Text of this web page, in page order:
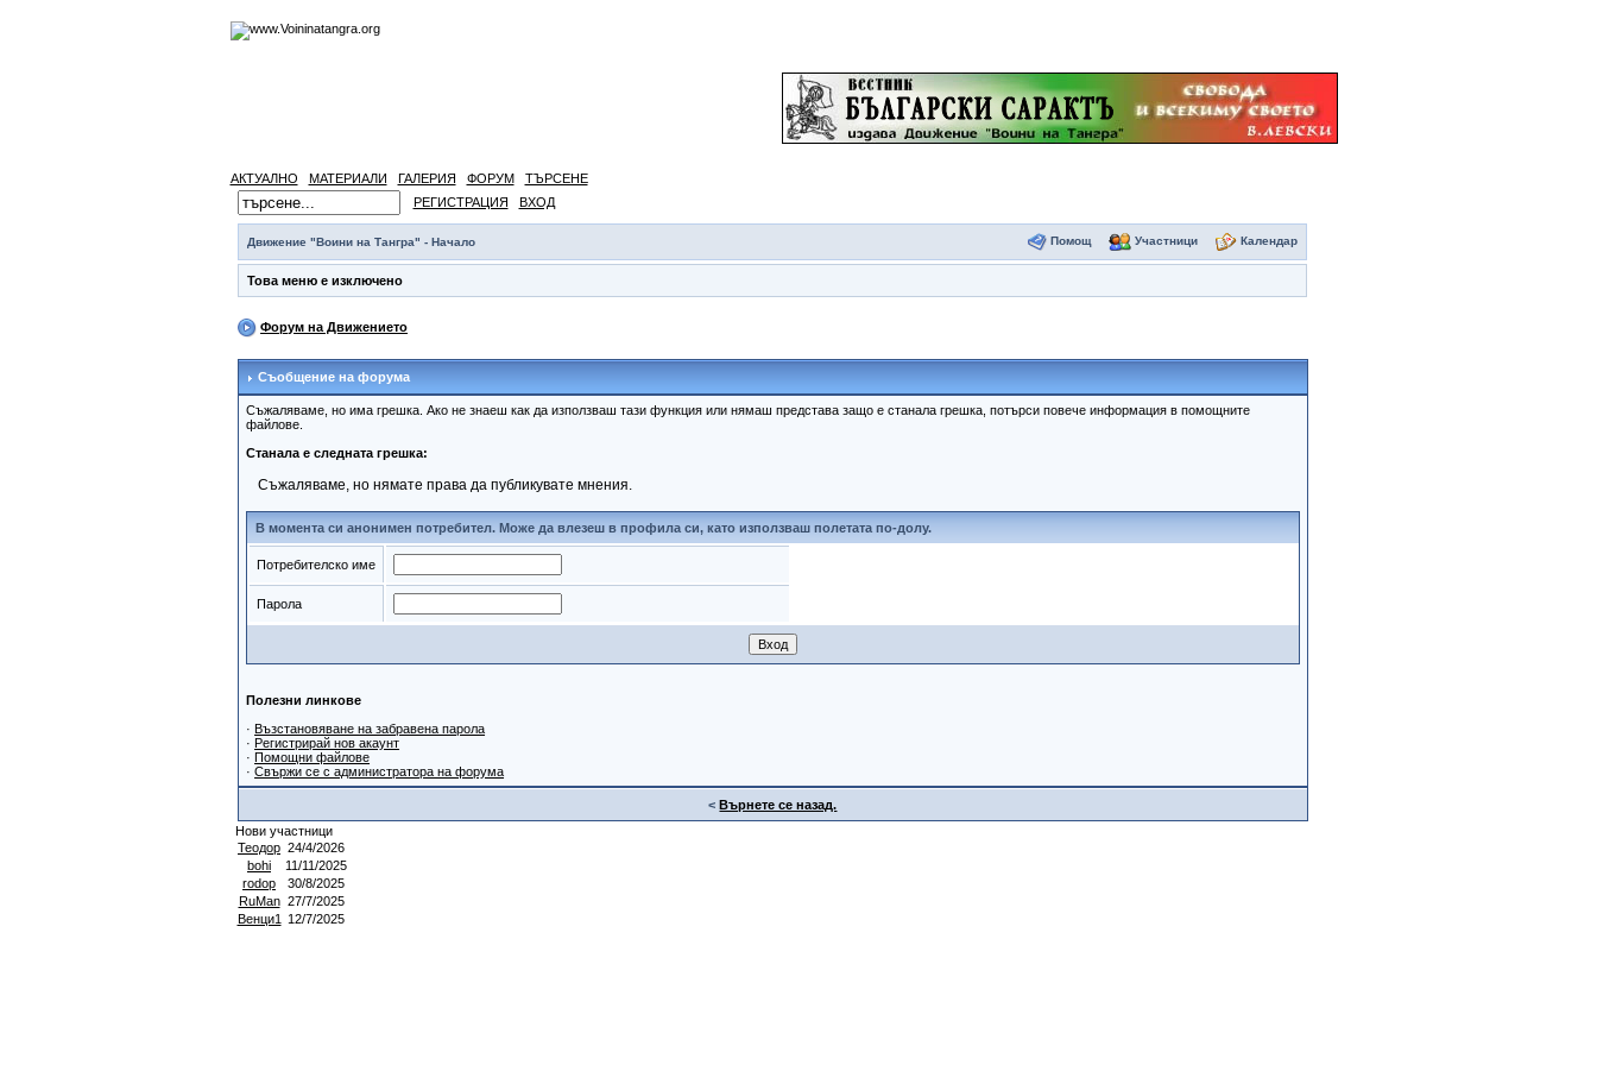
АКТУАЛНО МАТЕРИАЛИ ГАЛЕРИЯ ФОРУМ
ТЪРСЕНЕ
РЕГИСТРАЦИЯ
ВХОД
Движение "Воини на Тангра" - Начало Помощ Участници Календар
Това меню е изключено
Форум на Движението
Съобщение на форума
Съжаляваме, но има грешка. Ако не знаеш как да използваш тази функция или нямаш представа защо е станала грешка, потърси повече информация в помощните
файлове.
Станала е следната грешка:
Съжаляваме, но нямате права да публикувате мнения.
В момента си анонимен потребител. Може да влезеш в профила си, като използваш полетата по-долу.
Потребителско име
Парола
Полезни линкове
·Възстановяване на забравена парола
·Регистрирай нов акаунт
·Помощни файлове
·Свържи се с администратора на форума
<Върнете се назад.
Нови участници
Теодор 24/4/2026
bohi
11/11/2025
rodop
30/8/2025
RuMan 27/7/2025
Венци1
12/7/2025